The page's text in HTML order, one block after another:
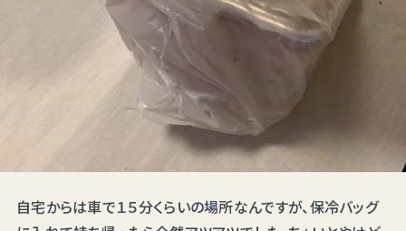
自宅からは車で１５分くらいの場所なんですが、保冷バッグ